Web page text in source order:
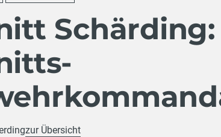
zur Übersicht